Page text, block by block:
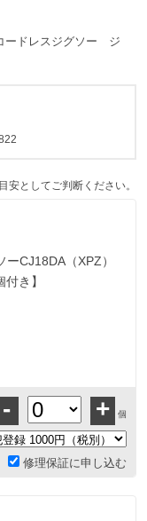
ドレスジグソー ジ
安としてご判断ください。
CJ18DA（XPZ）
き】
- + 個
修理保証に申し込む